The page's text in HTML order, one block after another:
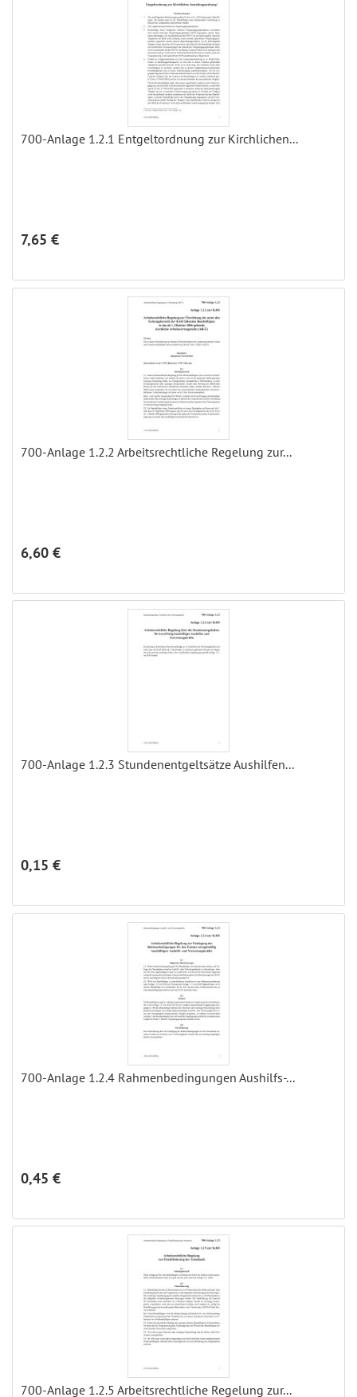
700-Anlage 1.2.1 Entgeltordnung zur Kirchlichen...
7,65 €
700-Anlage 1.2.2 Arbeitsrechtliche Regelung zur...
6,60 €
700-Anlage 1.2.3 Stundenentgeltsätze Aushilfen...
0,15 €
700-Anlage 1.2.4 Rahmenbedingungen Aushilfs-...
0,45 €
700-Anlage 1.2.5 Arbeitsrechtliche Regelung zur...